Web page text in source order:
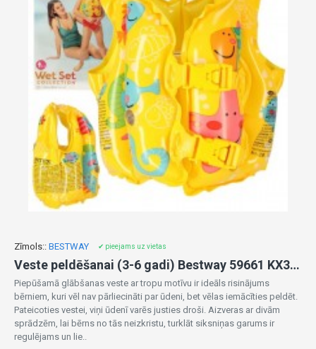
Zīmols:: BESTWAY ✔ pieejams uz vietas
Veste peldēšanai (3-6 gadi) Bestway 59661 KX3996
Piepūšamā glābšanas veste ar tropu motīvu ir ideāls risinājums
bērniem, kuri vēl nav pārliecināti par ūdeni, bet vēlas iemācīties peldēt.
Pateicoties vestei, viņi ūdenī varēs justies droši. Aizveras ar divām
sprādzēm, lai bērns no tās neizkristu, turklāt siksniņas garums ir
regulējams un lie..